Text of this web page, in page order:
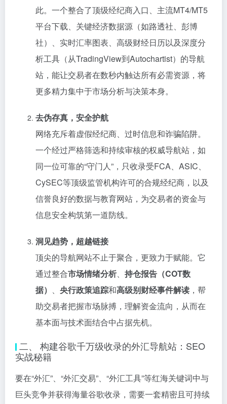
此。一个整合了顶级经纪商入口、主流MT4/MT5
平台下载、关键经济数据源（如路透社、彭博
社）、实时汇率图表、高级财经日历以及深度分
析工具（从TradingView到Autochartist）的导航
站，能让交易者在数秒内触达所有必需资源，将
更多精力集中于市场分析与决策本身。
去伪存真，安全护航
网络充斥着虚假经纪商、过时信息和诈骗陷阱。
一个经过严格筛选和持续审核的权威导航站，如
同一位可靠的“守门人”，只收录受FCA、ASIC、
CySEC等顶级监管机构许可的合规经纪商，以及
信誉良好的数据与教育网站，为交易者的资金与
信息安全构筑第一道防线。
洞见趋势，超越链接
顶尖的导航网站不止于聚合，更致力于赋能。它
通过整合市场情绪分析、 持仓报告（COT数
据） 、 央行政策追踪和高级别财经事件解读 ，帮
助交易者把握市场脉搏，理解资金流向，从而在
基本面与技术面结合中占据先机。
二、 构建谷歌千万级收录的外汇导航站：SEO
实战秘籍
要在“外汇”、“外汇交易”、“外汇工具”等红海关键词中与
巨头竞争并获得海量谷歌收录，需要一套精密且可持续